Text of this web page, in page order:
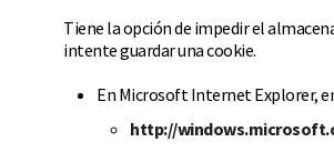
Tiene la opción de impedir el
intente guardar una cookie.
En Microsoft Internet Explorer,
http://